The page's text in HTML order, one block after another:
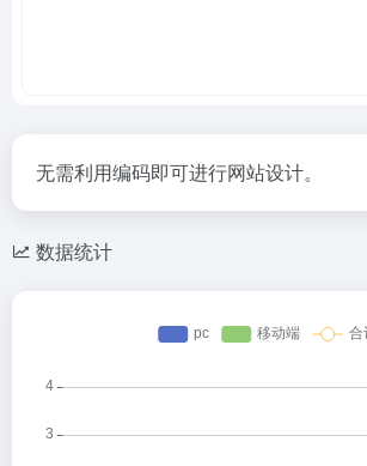
无需利用编码即可进行网站设计。
数据统计